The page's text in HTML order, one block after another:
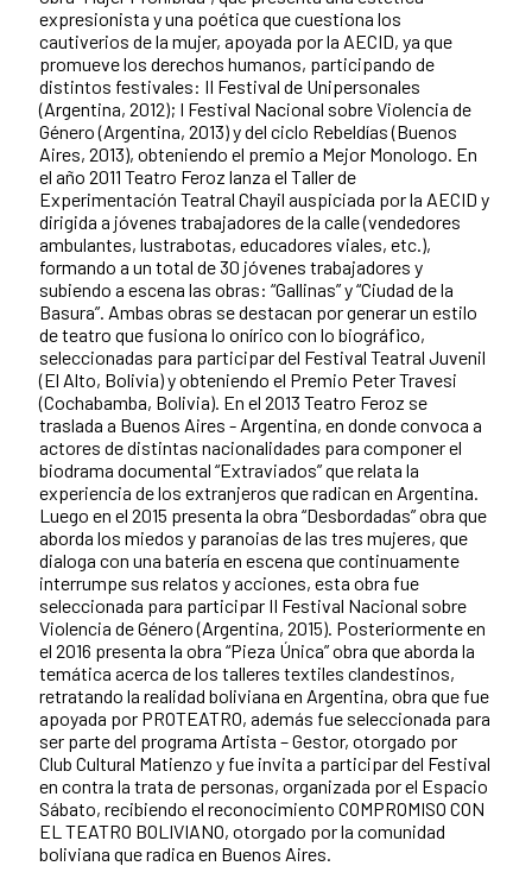
expresionista y una poética que cuestiona los
cautiverios de la mujer, apoyada por la AECID, ya que
promueve los derechos humanos, participando de
distintos festivales: II Festival de Unipersonales
(Argentina, 2012); I Festival Nacional sobre Violencia de
Género (Argentina, 2013) y del ciclo Rebeldías (Buenos
Aires, 2013), obteniendo el premio a Mejor Monologo. En
el año 2011 Teatro Feroz lanza el Taller de
Experimentación Teatral Chayil auspiciada por la AECID y
dirigida a jóvenes trabajadores de la calle (vendedores
ambulantes, lustrabotas, educadores viales, etc.),
formando a un total de 30 jóvenes trabajadores y
subiendo a escena las obras: “Gallinas” y “Ciudad de la
Basura”. Ambas obras se destacan por generar un estilo
de teatro que fusiona lo onírico con lo biográfico,
seleccionadas para participar del Festival Teatral Juvenil
(El Alto, Bolivia) y obteniendo el Premio Peter Travesi
(Cochabamba, Bolivia). En el 2013 Teatro Feroz se
traslada a Buenos Aires - Argentina, en donde convoca a
actores de distintas nacionalidades para componer el
biodrama documental “Extraviados” que relata la
experiencia de los extranjeros que radican en Argentina.
Luego en el 2015 presenta la obra “Desbordadas” obra que
aborda los miedos y paranoias de las tres mujeres, que
dialoga con una batería en escena que continuamente
interrumpe sus relatos y acciones, esta obra fue
seleccionada para participar II Festival Nacional sobre
Violencia de Género (Argentina, 2015). Posteriormente en
el 2016 presenta la obra “Pieza Única” obra que aborda la
temática acerca de los talleres textiles clandestinos,
retratando la realidad boliviana en Argentina, obra que fue
apoyada por PROTEATRO, además fue seleccionada para
ser parte del programa Artista – Gestor, otorgado por
Club Cultural Matienzo y fue invita a participar del Festival
en contra la trata de personas, organizada por el Espacio
Sábato, recibiendo el reconocimiento COMPROMISO CON
EL TEATRO BOLIVIANO, otorgado por la comunidad
boliviana que radica en Buenos Aires.